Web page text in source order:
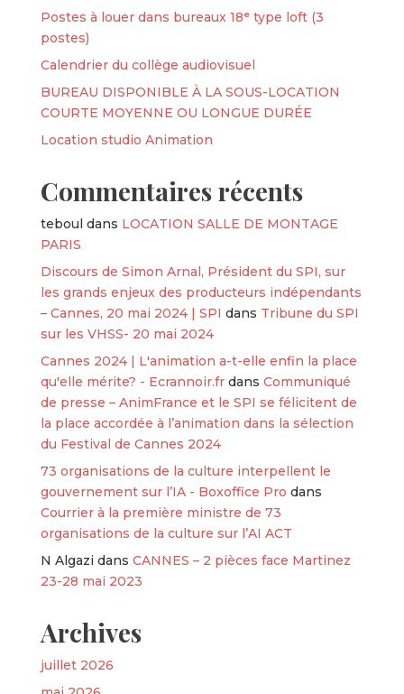
Postes à louer dans bureaux 18ᵉ type loft (3
postes)
Calendrier du collège audiovisuel
BUREAU DISPONIBLE À LA SOUS-LOCATION
COURTE MOYENNE OU LONGUE DURÉE
Location studio Animation
Commentaires récents
teboul dans LOCATION SALLE DE MONTAGE
PARIS
Discours de Simon Arnal, Président du SPI, sur
les grands enjeux des producteurs indépendants
– Cannes, 20 mai 2024 | SPI dans Tribune du SPI
sur les VHSS- 20 mai 2024
Cannes 2024 | L'animation a-t-elle enfin la place
qu'elle mérite? - Ecrannoir.frdans Communiqué
de presse – AnimFrance et le SPI se félicitent de
la place accordée à l’animation dans la sélection
du Festival de Cannes 2024
73 organisations de la culture interpellent le
gouvernement sur l’IA - Boxoffice Pro dans
Courrier à la première ministre de 73
organisations de la culture sur l’AI ACT
N Algazi dans CANNES – 2 pièces face Martinez
23-28 mai 2023
Archives
juillet 2026